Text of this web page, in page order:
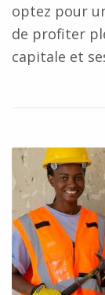
optez pour
de profiter
capitale et